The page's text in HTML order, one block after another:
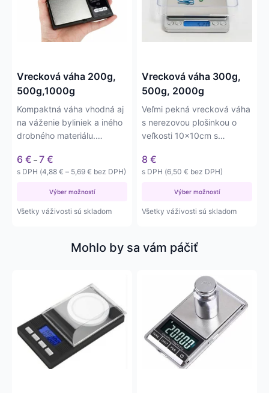
Vrecková váha 200g,
500g,1000g
Kompaktná váha vhodná aj
na váženie byliniek a iného
drobného materiálu.
6 € – 7 €
range:
through
s DPH (4,88 € – 5,69 € Price
4,88 €
5,69 €
bez DPH)
Výber možností
variantov.
Možnosti
na
stránke
produktu.
Všetky váživosti sú skladom
Vrecková váha 300g,
500g, 2000g
Veľmi pekná vrecková váha
s nerezovou plošinkou o
veľkosti 10x10cm s
2000…
8 €
s DPH (6,50 € bez DPH)
Výber možností
variantov.
Možnosti
na
stránke
produktu.
Všetky váživosti sú skladom
Mohlo by sa vám páčiť
viacero
variantov.
Možnosti